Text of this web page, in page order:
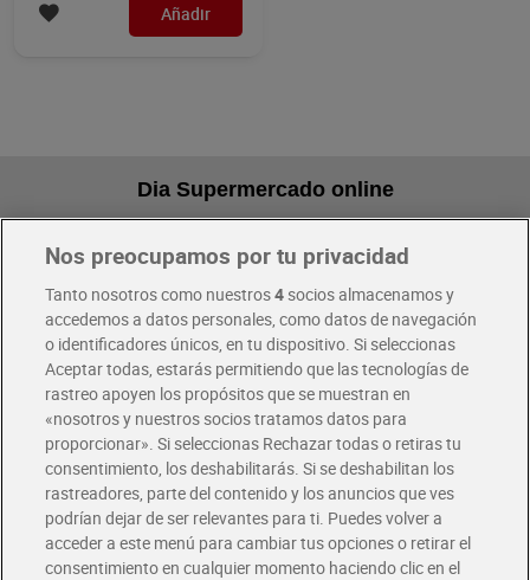
Añadir
Dia Supermercado online
Pide hoy, recibe hoy
Envío gratis por compras superiores a 100€
Envío estandar por 4,99€
Glovo y Uber Eats
Solicita tu factura de Glovo o Uber Eats
Únete al CLUB Dia
Disfruta las ventajas y ofertas exclusivas.
Descárgate la APP Dia
Nos preocupamos por tu privacidad
Tanto nosotros como nuestros4socios almacenamos y
accedemos a datos personales, como datos de navegación
o identificadores únicos, en tu dispositivo. Si seleccionas
Aceptar todas, estarás permitiendo que las tecnologías de
rastreo apoyen los propósitos que se muestran en
«nosotros y nuestros socios tratamos datos para
proporcionar». Si seleccionas Rechazar todas o retiras tu
consentimiento, los deshabilitarás. Si se deshabilitan los
rastreadores, parte del contenido y los anuncios que ves
podrían dejar de ser relevantes para ti. Puedes volver a
acceder a este menú para cambiar tus opciones o retirar el
consentimiento en cualquier momento haciendo clic en el